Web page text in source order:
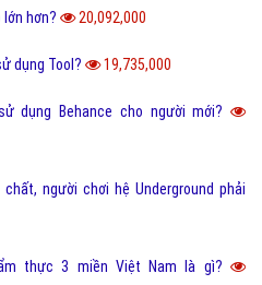
lớn hơn? 20,092,000
dụng Tool? 19,735,000
dụng Behance cho người mới?
người chơi hệ Underground phải
thực 3 miền Việt Nam là gì?